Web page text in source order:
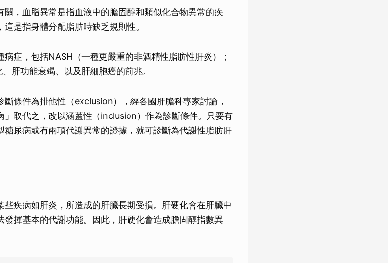
關，血脂異常是指血液中的膽固醇和類似化合物異常的疾
是指身體分配脂肪時缺乏規則性。
症，包括NASH（一種更嚴重的非酒精性脂肪性肝炎）；
肝功能衰竭、以及肝細胞癌的前兆。
斷條件為排他性（exclusion），經各國肝膽科專家討論，
」取代之，改以涵蓋性（inclusion）作為診斷條件。只要有
糖尿病或有兩項代謝異常的證據，就可診斷為代謝性脂肪肝
些疾病如肝炎，所造成的肝臟長期受損。肝硬化會在肝臟中
發揮基本的代謝功能。因此，肝硬化會造成膽固醇指數異